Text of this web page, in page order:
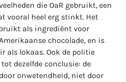
die OaR gebruikt, een
vooral heel erg stinkt. Het
als ingrediënt voor
chocolade, en is
als lokaas. Ook de politie
dezelfde conclusie: de
onwetendheid, niet door